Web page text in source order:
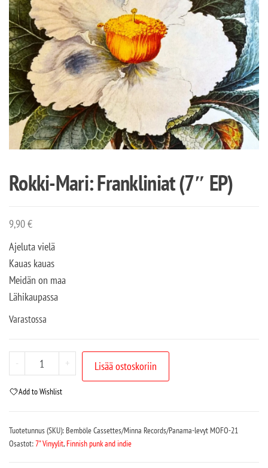
Rokki-Mari: Frankliniat (7″ EP)
9,90€
Ajeluta vielä
Kauas kauas
Meidän on maa
Lähikaupassa
Varastossa
- + Lisää ostoskoriin
Add to Wishlist
Tuotetunnus (SKU): Bemböle Cassettes/Minna Records/Panama-levyt MOFO-21
Osastot:7" Vinyylit,Finnish punk and indie